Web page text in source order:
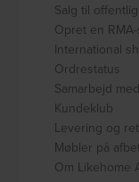
Salg til
Opret en
International
Ordrestatus
Samarbejd
Kundeklub
Levering og
Møbler på
Om Likehome